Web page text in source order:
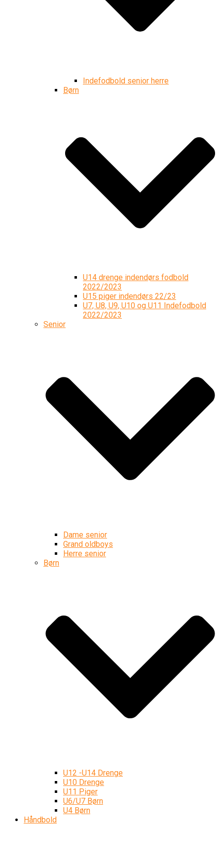
Indefodbold senior herre
Børn
U14 drenge indendørs fodbold
2022/2023
U15 piger indendørs 22/23
U7, U8, U9, U10 og U11 Indefodbold
2022/2023
Senior
Dame senior
Grand oldboys
Herre senior
Børn
U12 -U14 Drenge
U10 Drenge
U11 Piger
U6/U7 Børn
U4 Børn
Håndbold